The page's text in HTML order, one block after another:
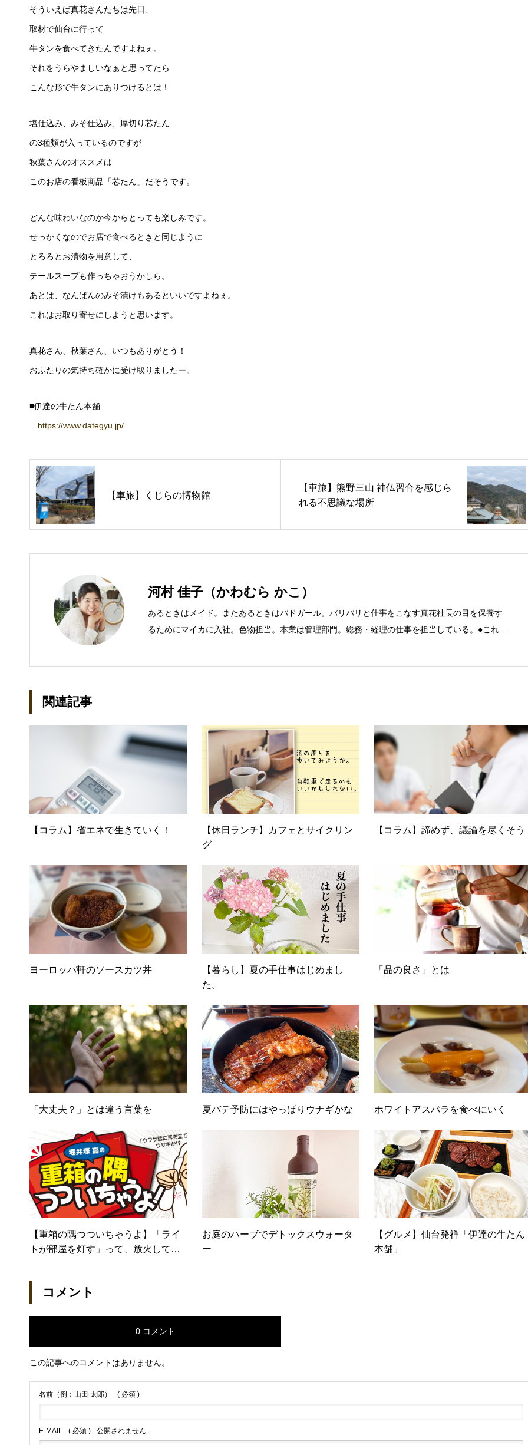
そういえば真花さんたちは先日、
取材で仙台に行って
牛タンを食べてきたんですよねぇ。
それをうらやましいなぁと思ってたら
こんな形で牛タンにありつけるとは！
塩仕込み、みそ仕込み、厚切り芯たん
の3種類が入っているのですが
秋葉さんのオススメは
このお店の看板商品「芯たん」だそうです。
どんな味わいなのか今からとっても楽しみです。
せっかくなのでお店で食べるときと同じように
とろろとお漬物を用意して、
テールスープも作っちゃおうかしら。
あとは、なんばんのみそ漬けもあるといいですよねぇ。
これはお取り寄せにしようと思います。
真花さん、秋葉さん、いつもありがとう！
おふたりの気持ち確かに受け取りましたー。
■伊達の牛たん本舗
https://www.dategyu.jp/
【車旅】くじらの博物館
【車旅】熊野三山 神仏習合を感じら
れる不思議な場所
河村 佳子（かわむら かこ）
あるときはメイド。またあるときはバドガール。バリバリと仕事をこなす真花社長の目を保養す
るためにマイカに入社。色物担当。本業は管理部門。総務・経理の仕事を担当している。●これま
関連記事
【コラム】省エネで生きていく！
【休日ランチ】カフェとサイクリン
グ
【コラム】諦めず、議論を尽くそう
ヨーロッパ軒のソースカツ丼
【暮らし】夏の手仕事はじめまし
た。
「品の良さ」とは
「大丈夫？」とは違う言葉を 夏バテ予防にはやっぱりウナギかな ホワイトアスパラを食べにいく
【重箱の隅つついちゃうよ】「ライ
トが部屋を灯す」って、放火してん
お庭のハーブでデトックスウォータ
ー
【グルメ】仙台発祥「伊達の牛たん
本舗」
コメント
0 コメント
この記事へのコメントはありません。
名前（例：山田 太郎） ( 必須 )
E-MAIL ( 必須 ) - 公開されません -